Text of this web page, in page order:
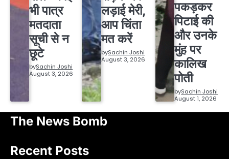
भी पात्र
मतदाता
सूची से न
छूटे
bySachin Joshi
August 3, 2026
लड़ाई मेरी,
आप चिंता
मत करें
bySachin Joshi
August 3, 2026
पकड़कर
पिटाई की
और उनके
मुंह पर
कालिख
पोती
bySachin Joshi
August 1, 2026
The News Bomb
Recent Posts